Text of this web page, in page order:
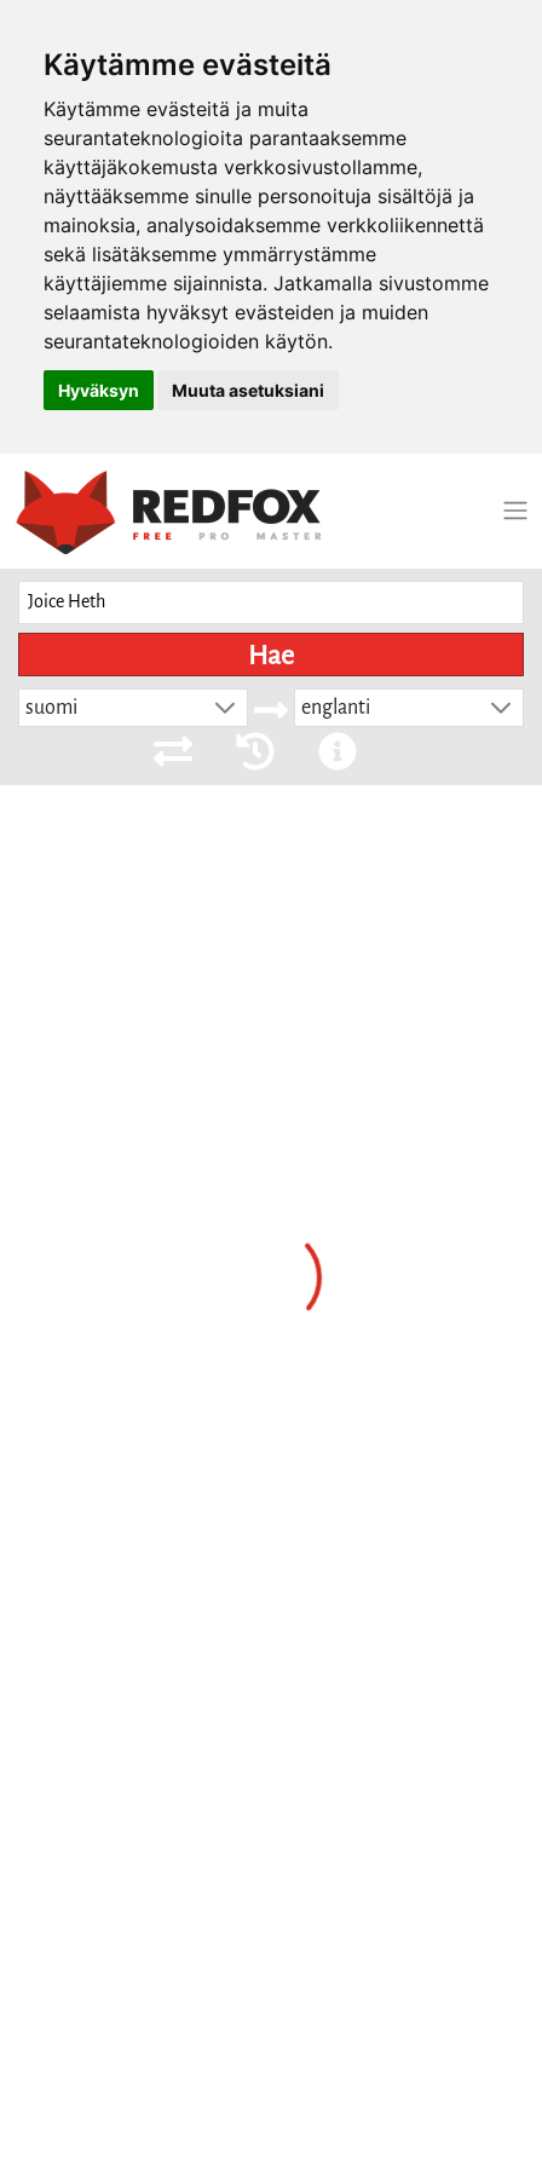
Käytämme evästeitä
Käytämme evästeitä ja muita
seurantateknologioita parantaaksemme
käyttäjäkokemusta verkkosivustollamme,
näyttääksemme sinulle personoituja sisältöjä ja
mainoksia, analysoidaksemme verkkoliikennettä
sekä lisätäksemme ymmärrystämme
käyttäjiemme sijainnista. Jatkamalla sivustomme
selaamista hyväksyt evästeiden ja muiden
seurantateknologioiden käytön.
Hyväksyn Muuta asetuksiani
Hae
suomi englanti